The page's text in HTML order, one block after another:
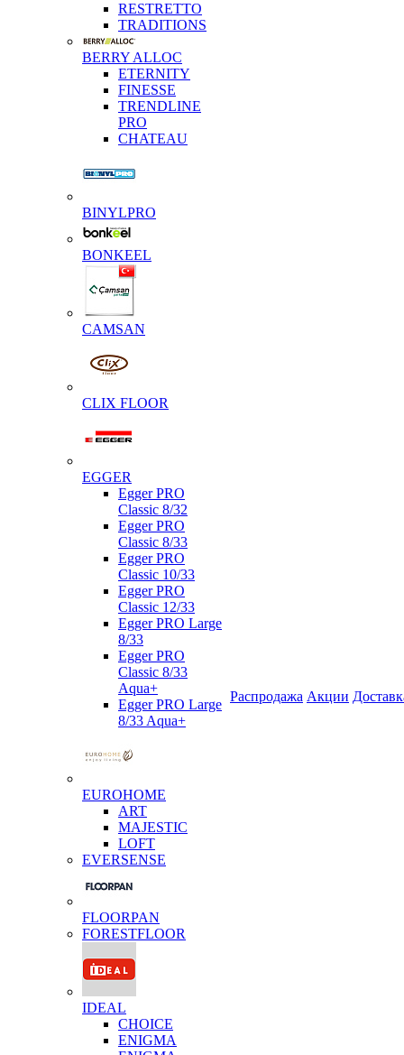
RESTRETTO
TRADITIONS
BERRY ALLOC
ETERNITY
FINESSE
TRENDLINE
PRO
CHATEAU
BINYLPRO
BONKEEL
CAMSAN
CLIX FLOOR
EGGER
Egger PRO
Classic 8/32
Egger PRO
Classic 8/33
Egger PRO
Classic 10/33
Egger PRO
Classic 12/33
Egger PRO Large
8/33
Egger PRO
Classic 8/33
Aqua+
Egger PRO Large
8/33 Aqua+
EUROHOME
ART
MAJESTIC
LOFT
EVERSENSE
FLOORPAN
FORESTFLOOR
IDEAL
CHOICE
ENIGMA
Распродажа Акции